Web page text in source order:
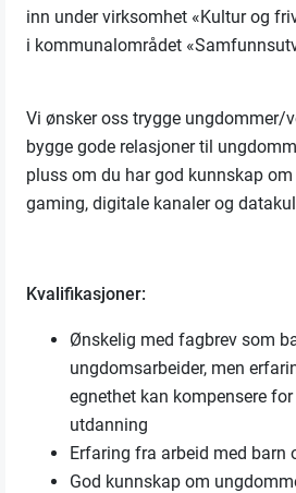
inn under virksomhet «Kultur og
i kommunalområdet
Vi ønsker oss trygge ungdommer/
bygge gode relasjoner til
pluss om du har god kunnskap
gaming, digitale kanaler og
Kvalifikasjoner:
Ønskelig med fagbrev som
ungdomsarbeider, men
egnethet kan kompensere
utdanning
Erfaring fra arbeid med barn
God kunnskap om